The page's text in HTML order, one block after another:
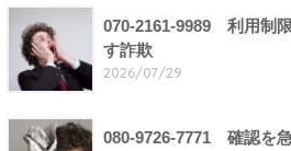
070-2161-9989 利用制
す詐欺
2026/07/29
080-9726-7771 確認を